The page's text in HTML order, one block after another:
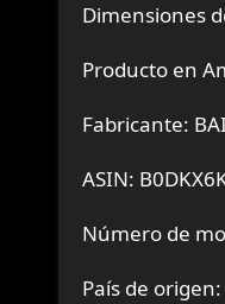
Dimensiones
Producto en
Fabricante:
ASIN:
Número de
País de